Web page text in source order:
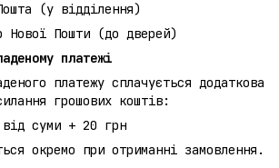
(у відділення)
Нової Пошти (до дверей)
платежі
платежу сплачується додаткова
грошових коштів:
суми + 20 грн
окремо при отриманні замовлення.